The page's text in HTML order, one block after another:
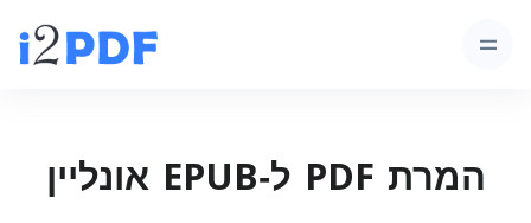
המרת PDF ל‑EPUB אונליין